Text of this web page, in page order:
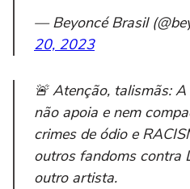
— Beyoncé Brasil
20, 2023
🚨 Atenção, talismãs:
não apoia e nem
crimes de ódio e
outros fandoms contra
outro artista.